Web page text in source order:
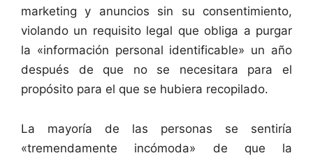
marketing y anuncios sin su consentimiento,
violando un requisito legal que obliga a purgar
la «información personal identificable» un año
después de que no se necesitara para el
propósito para el que se hubiera recopilado.
La mayoría de las personas se sentiría
«tremendamente incómoda» de que la